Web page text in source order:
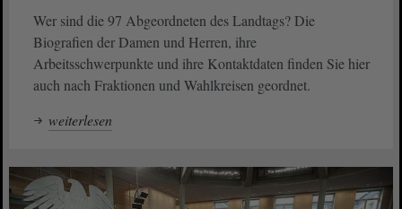
Wer sind die 97 Abgeordneten des Landtags? Die
Biografien der Damen und Herren, ihre
Arbeitsschwerpunkte und ihre Kontaktdaten finden Sie hier
auch nach Fraktionen und Wahlkreisen geordnet.
weiterlesen